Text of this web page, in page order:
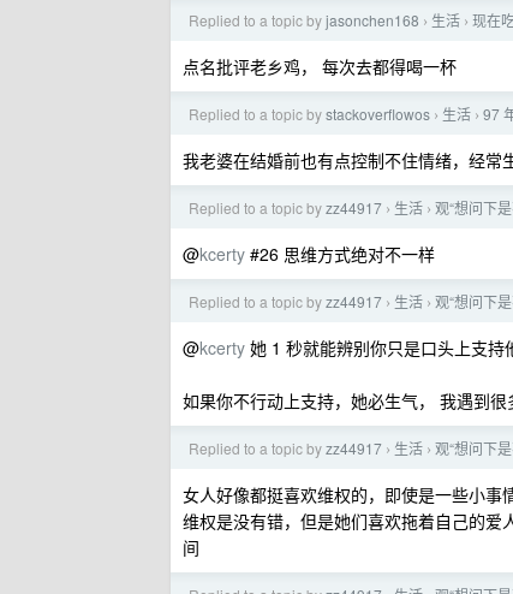
Replied to a topic byjasonchen168 › 生活 › 现在
点名批评老乡鸡， 每次去都得喝一杯
Replied to a topic bystackoverflowos › 生活 › 97
我老婆在结婚前也有点控制不住情绪，经
Replied to a topic byzz44917 › 生活 › 观“想问下
@kcerty #26 思维方式绝对不一样
Replied to a topic byzz44917 › 生活 › 观“想问下
@kcerty 她 1 秒就能辨别你只是口头上支持
如果你不行动上支持，她必生气， 我遇到很
Replied to a topic byzz44917 › 生活 › 观“想问下
女人好像都挺喜欢维权的，即使是一些小事
维权是没有错，但是她们喜欢拖着自己的
间